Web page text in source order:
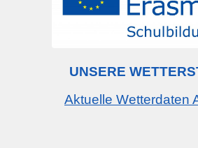
UNSERE
Aktuelle Wetterdaten